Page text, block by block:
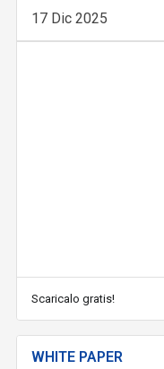
17 Dic 2025
Scaricalo gratis!
WHITE PAPER